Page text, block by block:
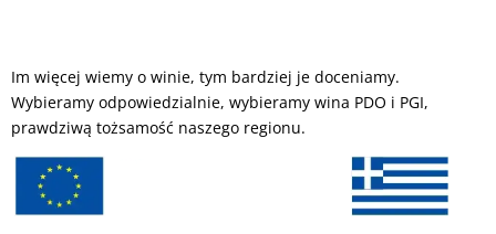
Im więcej wiemy o winie, tym bardziej je doceniamy.
Wybieramy odpowiedzialnie, wybieramy wina PDO i PGI,
prawdziwą tożsamość naszego regionu.